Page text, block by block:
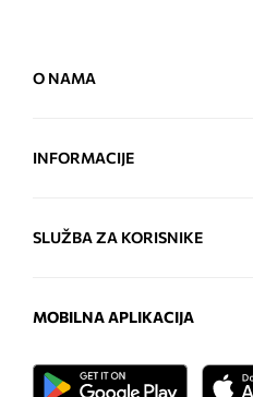
O NAMA
INFORMACIJE
SLUŽBA ZA KORISNIKE
MOBILNA APLIKACIJA